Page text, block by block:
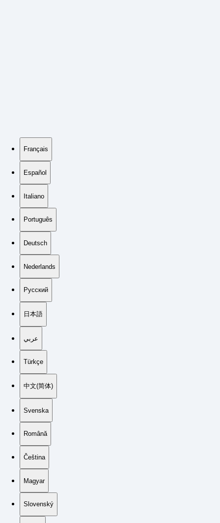
Français
Español
Italiano
Português
Deutsch
Nederlands
Русский
日本語
عربي
Türkçe
中文(简体)
Svenska
Română
Čeština
Magyar
Slovenský